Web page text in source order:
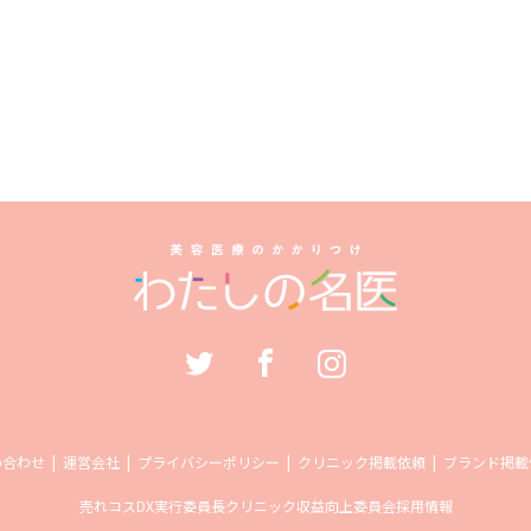
わせ 運営会社 プライバシーポリシー クリニック掲載依頼 ブランド掲
売れコスDX実行委員長クリニック収益向上委員会採用情報